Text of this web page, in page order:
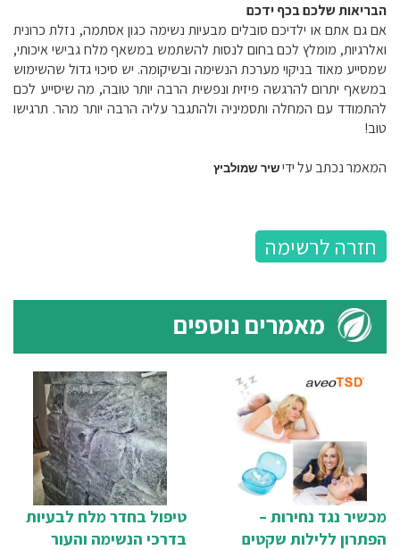
הבריאות שלכם בכף ידכם
אם גם אתם או ילדיכם סובלים מבעיות נשימה כגון אסתמה, נזלת כרונית
ואלרגיות, מומלץ לכם בחום לנסות להשתמש במשאף מלח גבישי איכותי,
שמסייע מאוד בניקוי מערכת הנשימה ובשיקומה. יש סיכוי גדול שהשימוש
במשאף יתרום להרגשה פיזית ונפשית הרבה יותר טובה, מה שיסייע לכם
להתמודד עם המחלה ותסמיניה ולהתגבר עליה הרבה יותר מהר. תרגישו
טוב!
המאמר נכתב על ידי שיר שמולביץ
חזרה לרשימה
מאמרים נוספים
טיפול בחדר מלח לבעיות
בדרכי הנשימה והעור
מכשיר נגד נחירות –
הפתרון ללילות שקטים